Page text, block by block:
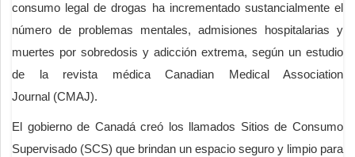
consumo legal de drogas ha incrementado sustancialmente el
número de problemas mentales, admisiones hospitalarias y
muertes por sobredosis y adicción extrema, según un estudio
de la revista médica Canadian Medical Association
Journal (CMAJ).
El gobierno de Canadá creó los llamados Sitios de Consumo
Supervisado (SCS) que brindan un espacio seguro y limpio para